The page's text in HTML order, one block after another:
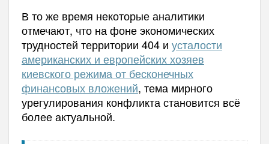
В то же время некоторые аналитики
отмечают, что на фоне экономических
трудностей территории 404 и усталости
американских и европейских хозяев
киевского режима от бесконечных
финансовых вложений, тема мирного
урегулирования конфликта становится всё
более актуальной.